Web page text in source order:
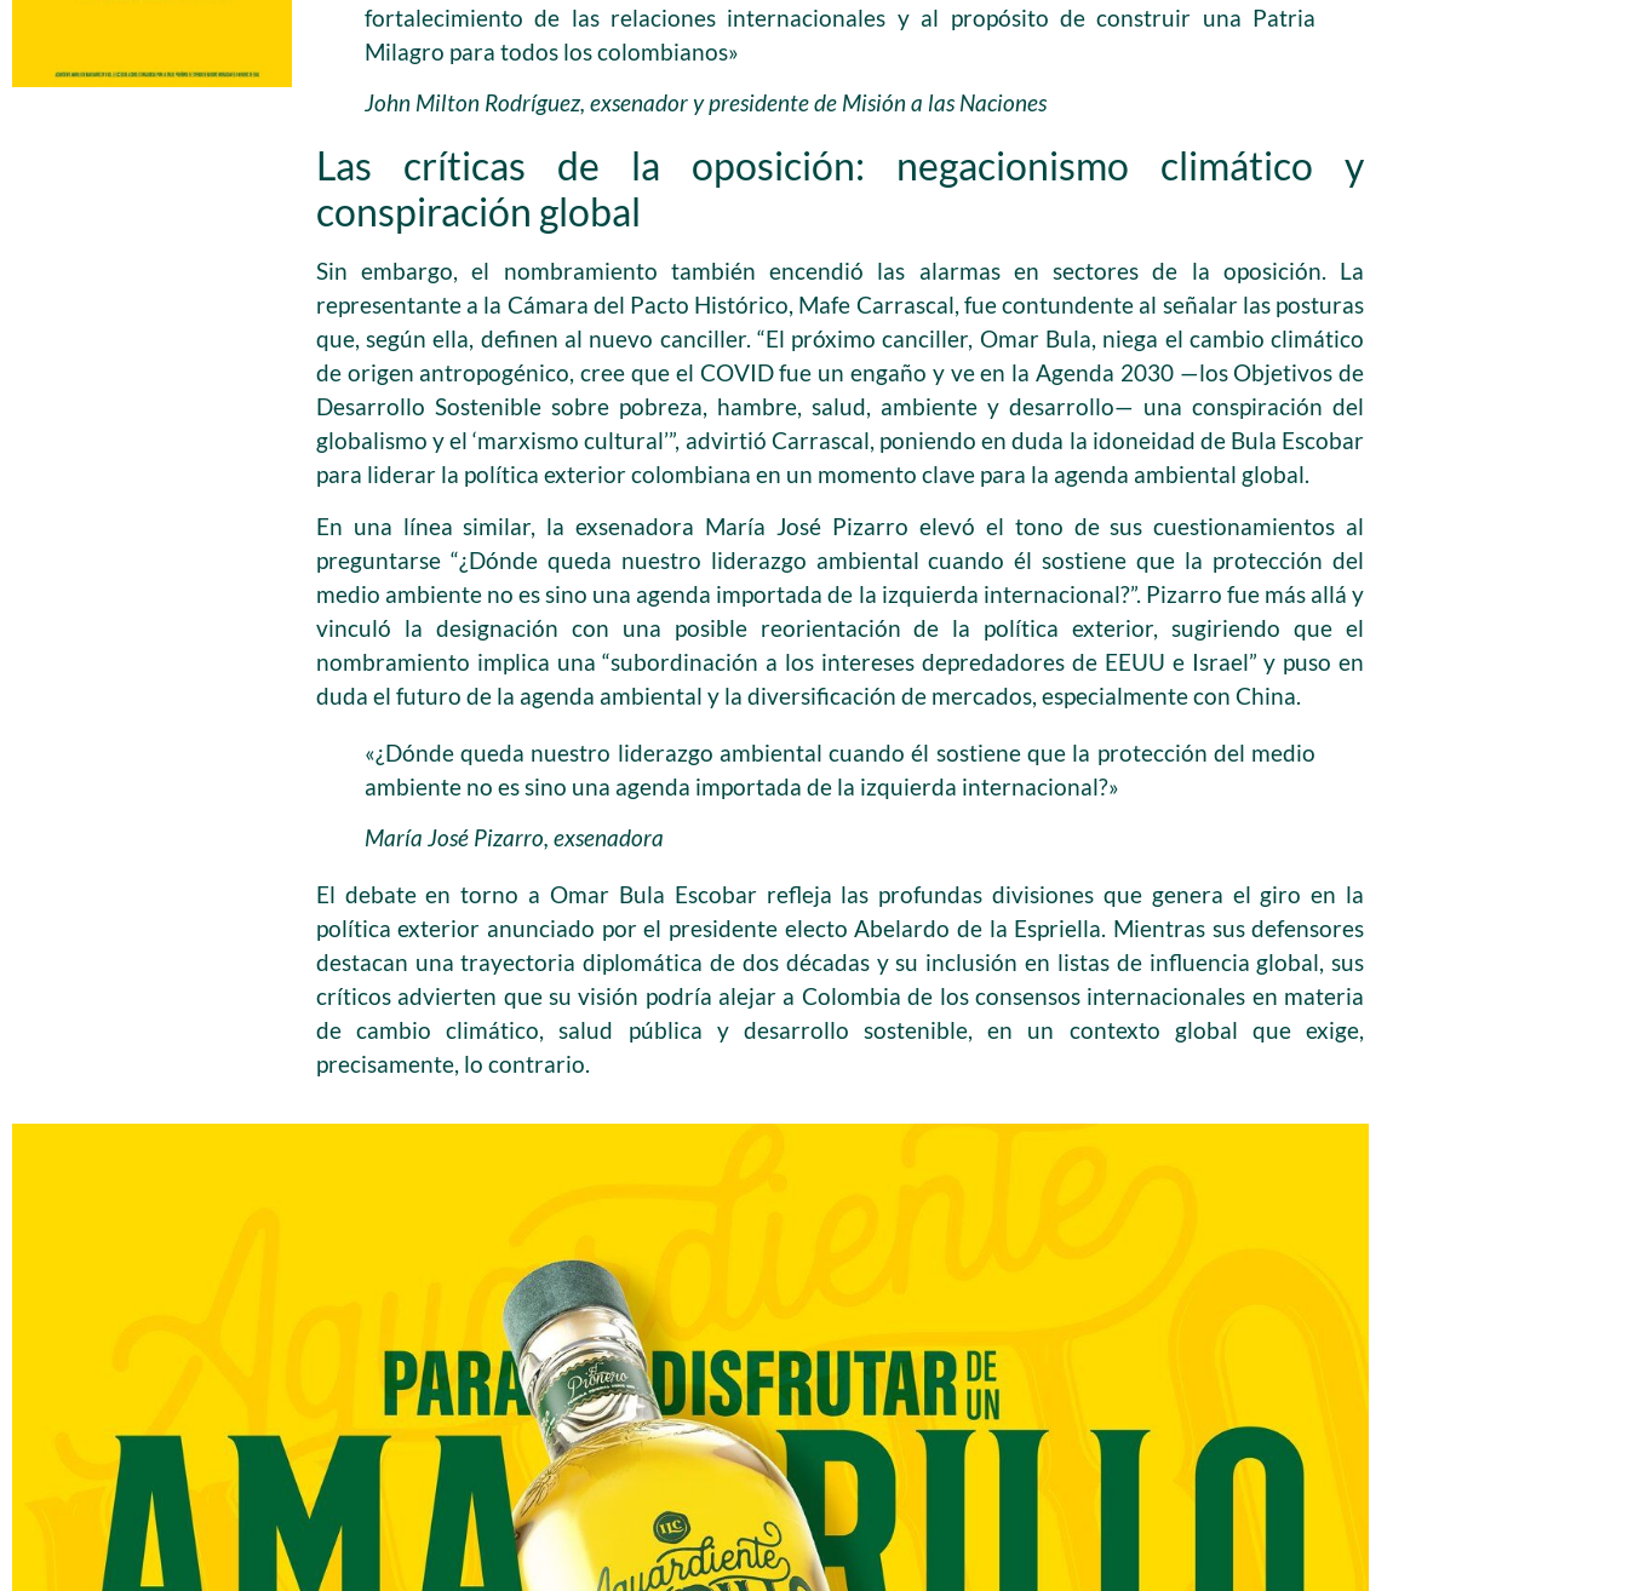
fortalecimiento de las relaciones internacionales y al propósito de construir una Patria
Milagro para todos los colombianos»
John Milton Rodríguez, exsenador y presidente de Misión a las Naciones
Las críticas de la oposición: negacionismo climático y
conspiración global
Sin embargo, el nombramiento también encendió las alarmas en sectores de la oposición. La
representante a la Cámara del Pacto Histórico, Mafe Carrascal, fue contundente al señalar las posturas
que, según ella, definen al nuevo canciller. “El próximo canciller, Omar Bula, niega el cambio climático
de origen antropogénico, cree que el COVID fue un engaño y ve en la Agenda 2030 —los Objetivos de
Desarrollo Sostenible sobre pobreza, hambre, salud, ambiente y desarrollo— una conspiración del
globalismo y el ‘marxismo cultural’”, advirtió Carrascal, poniendo en duda la idoneidad de Bula Escobar
para liderar la política exterior colombiana en un momento clave para la agenda ambiental global.
En una línea similar, la exsenadora María José Pizarro elevó el tono de sus cuestionamientos al
preguntarse “¿Dónde queda nuestro liderazgo ambiental cuando él sostiene que la protección del
medio ambiente no es sino una agenda importada de la izquierda internacional?”. Pizarro fue más allá y
vinculó la designación con una posible reorientación de la política exterior, sugiriendo que el
nombramiento implica una “subordinación a los intereses depredadores de EEUU e Israel” y puso en
duda el futuro de la agenda ambiental y la diversificación de mercados, especialmente con China.
«¿Dónde queda nuestro liderazgo ambiental cuando él sostiene que la protección del medio
ambiente no es sino una agenda importada de la izquierda internacional?»
María José Pizarro, exsenadora
El debate en torno a Omar Bula Escobar refleja las profundas divisiones que genera el giro en la
política exterior anunciado por el presidente electo Abelardo de la Espriella. Mientras sus defensores
destacan una trayectoria diplomática de dos décadas y su inclusión en listas de influencia global, sus
críticos advierten que su visión podría alejar a Colombia de los consensos internacionales en materia
de cambio climático, salud pública y desarrollo sostenible, en un contexto global que exige,
precisamente, lo contrario.